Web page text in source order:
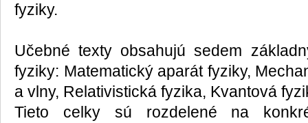
fyziky.
Učebné texty obsahujú sedem
fyziky: Matematický aparát fyziky,
a vlny, Relativistická fyzika, Kvantová
Tieto celky sú rozdelené na